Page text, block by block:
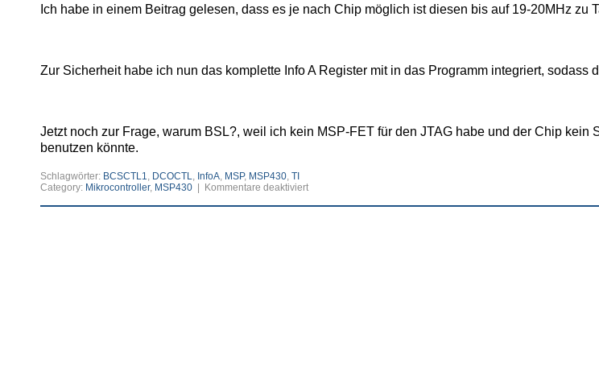
Ich habe in einem Beitrag gelesen, dass es je nach Chip möglich ist diesen bis auf 19-20MHz zu
Zur Sicherheit habe ich nun das komplette Info A Register mit in das Programm integriert, sodass
Jetzt noch zur Frage, warum BSL?, weil ich kein MSP-FET für den JTAG habe und der Chip kein
benutzen könnte.
Schlagwörter: BCSCTL1 DCOCTL InfoA MSP, MSP430 TI
Category: Mikrocontroller, MSP430 | Kommentare deaktiviertfür
InfoA